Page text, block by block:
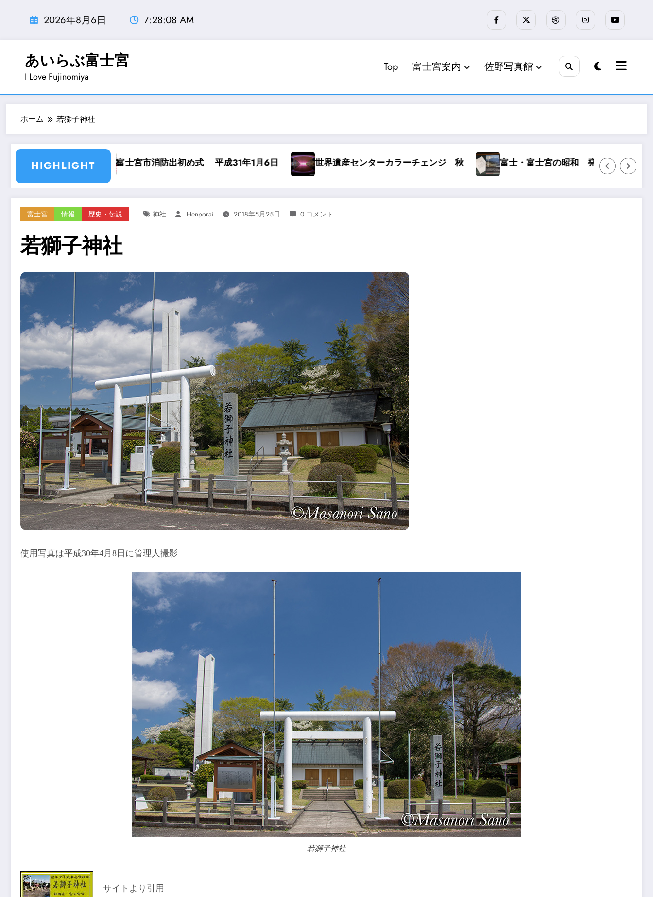
ン
ッ
2026年8月6日 7:28:10 AM
あいらぶ富士宮
I Love Fujinomiya
Top 富士宮案内 佐野写真館
ホーム 若獅子神社
HIGHLIGHT
出初め式 平成31年1月6日 世界遺産センターカラーチェンジ 秋 富士・富士宮の昭和 発刊 浅間大社青年会45周年慰霊祭 25
富士宮 情報 歴史・伝説 神社 Henporai 2018年5月25日 0 コメント
若獅子神社
使用写真は平成30年4月8日に管理人撮影
若獅子神社
サイトより引用